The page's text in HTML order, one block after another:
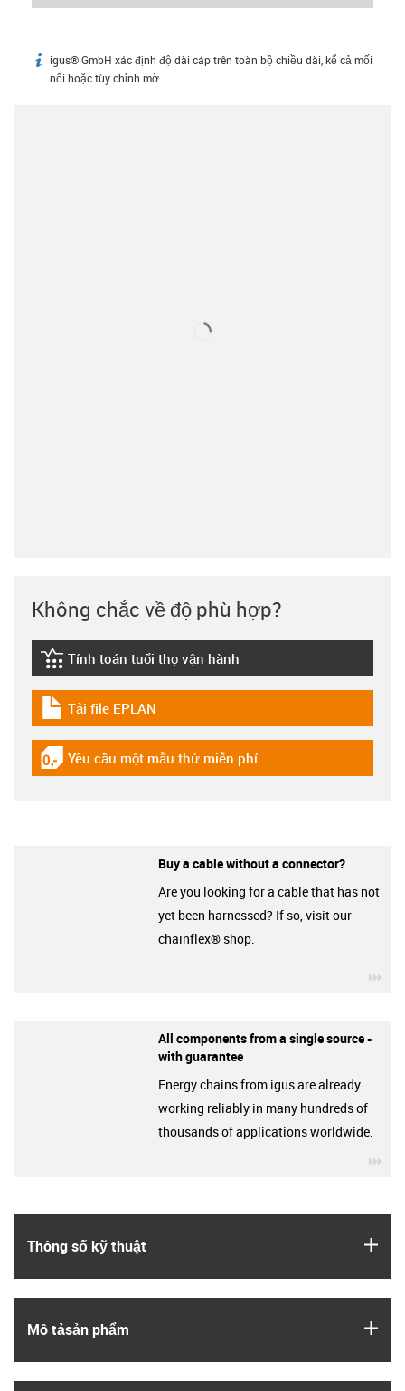
igus-icon-info
igus® GmbH xác định độ dài cáp trên toàn bộ chiều dài, kể cả mối
nối hoặc tùy chỉnh mờ.
Thông số kỹ thuật
Mô tả­sản phẩm
Không chắc về độ phù hợp?
igus-icon-lebensdauerrechner
Tính toán tuổi thọ vận hành
igus-icon-download-plan
Tải file EPLAN
igus-icon-gratismuster
Yêu cầu một mẫu thử miễn phí
Buy a cable without a connector?
Are you looking for a cable that has not
yet been harnessed? If so, visit our
chainflex® shop.
All components from a single source -
with guarantee
Energy chains from igus are already
working reliably in many hundreds of
thousands of applications worldwide.